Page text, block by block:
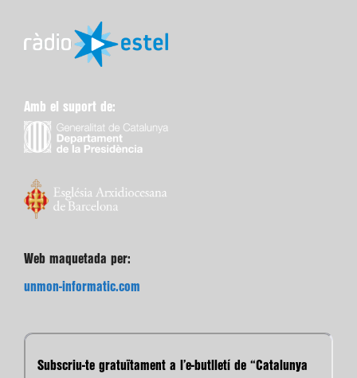
Amb el suport de:
Web maquetada per:
unmon-informatic.com
Subscriu-te gratuïtament a l’e-butlletí de “Catalunya